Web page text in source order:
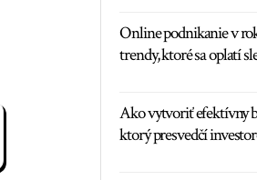
Online podnikanie v
trendy, ktoré sa oplatí
Ako vytvoriť efektívny
ktorý presvedčí